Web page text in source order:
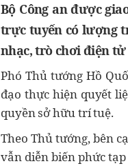
Bộ Công an được
trực tuyến có lượng
nhạc, trò chơi điện
Phó Thủ tướng Hồ
đạo thực hiện quyết
quyền sở hữu trí tuệ.
Theo Thủ tướng, bên
vẫn diễn biến phức